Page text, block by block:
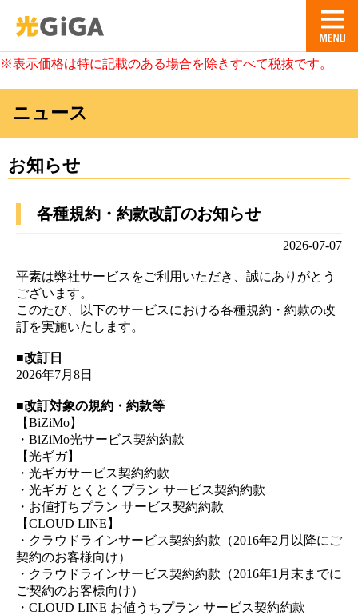
※表示価格は特に記載のある場合を除きすべて税抜です。
ニュース
お知らせ
各種規約・約款改訂のお知らせ
2026-07-07
平素は弊社サービスをご利用いただき、誠にありがとう
ございます。
このたび、以下のサービスにおける各種規約・約款の改
訂を実施いたします。
■改訂日
2026年7月8日
■改訂対象の規約・約款等
【BiZiMo】
・BiZiMo光サービス契約約款
【光ギガ】
・光ギガサービス契約約款
・光ギガ とくとくプラン サービス契約約款
・お値打ちプラン サービス契約約款
【CLOUD LINE】
・クラウドラインサービス契約約款（2016年2月以降にご
契約のお客様向け）
・クラウドラインサービス契約約款（2016年1月末までに
ご契約のお客様向け）
・CLOUD LINE お値うちプラン サービス契約約款